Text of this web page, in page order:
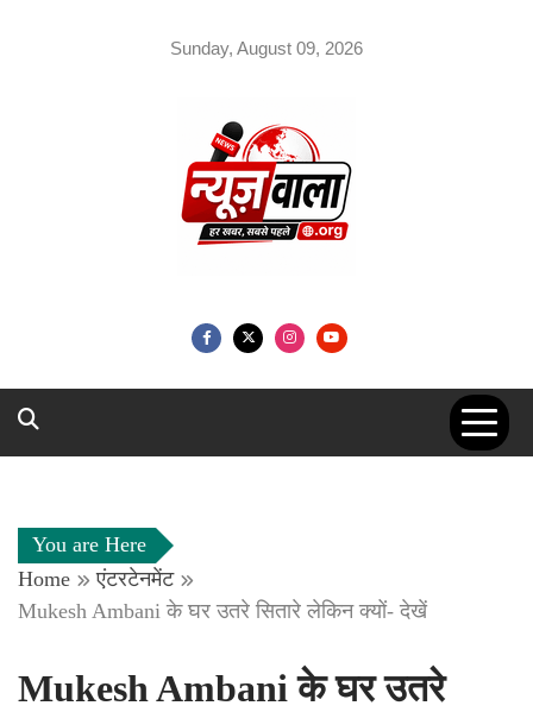
Sunday, August 09, 2026
You are Here
Home
एंटरटेनमेंट
Mukesh Ambani के घर उतरे सितारे लेकिन क्यों- देखें
Mukesh Ambani के घर उतरे